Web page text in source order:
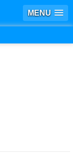
MENU